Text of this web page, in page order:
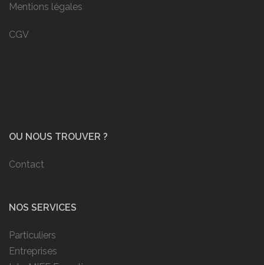
Mentions légales
CGV
OU NOUS TROUVER ?
Contact
NOS SERVICES
Particuliers
Entreprises